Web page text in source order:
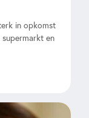
in opkomst
en